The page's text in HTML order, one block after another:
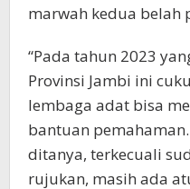
marwah kedua belah
“Pada tahun 2023
Provinsi Jambi ini
lembaga adat bisa
bantuan
ditanya, terkecuali
rujukan, masih ada